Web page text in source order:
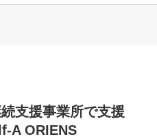
支援事業所で支援
A ORIENS